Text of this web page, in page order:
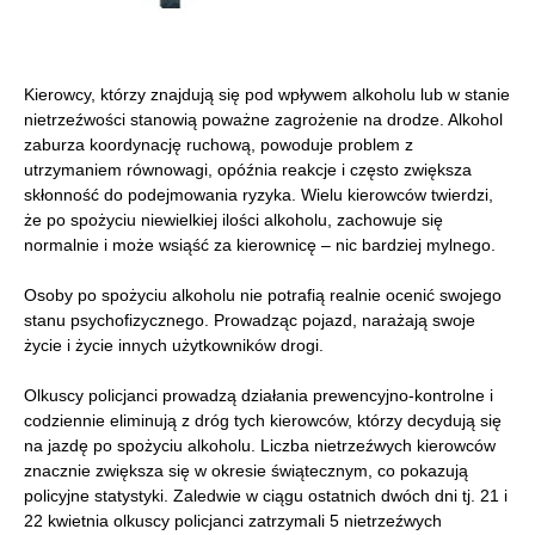
Kierowcy, którzy znajdują się pod wpływem alkoholu lub w stanie
nietrzeźwości stanowią poważne zagrożenie na drodze. Alkohol
zaburza koordynację ruchową, powoduje problem z
utrzymaniem równowagi, opóźnia reakcje i często zwiększa
skłonność do podejmowania ryzyka. Wielu kierowców twierdzi,
że po spożyciu niewielkiej ilości alkoholu, zachowuje się
normalnie i może wsiąść za kierownicę – nic bardziej mylnego.
Osoby po spożyciu alkoholu nie potrafią realnie ocenić swojego
stanu psychofizycznego. Prowadząc pojazd, narażają swoje
życie i życie innych użytkowników drogi.
Olkuscy policjanci prowadzą działania prewencyjno-kontrolne i
codziennie eliminują z dróg tych kierowców, którzy decydują się
na jazdę po spożyciu alkoholu. Liczba nietrzeźwych kierowców
znacznie zwiększa się w okresie świątecznym, co pokazują
policyjne statystyki. Zaledwie w ciągu ostatnich dwóch dni tj. 21 i
22 kwietnia olkuscy policjanci zatrzymali 5 nietrzeźwych